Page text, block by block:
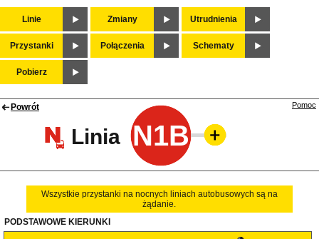
Linie Zmiany Utrudnienia
Przystanki Połączenia Schematy
Pobierz
Powrót
Linia N1B
Pomoc
Wszystkie przystanki na nocnych liniach autobusowych są na
żądanie.
PODSTAWOWE KIERUNKI